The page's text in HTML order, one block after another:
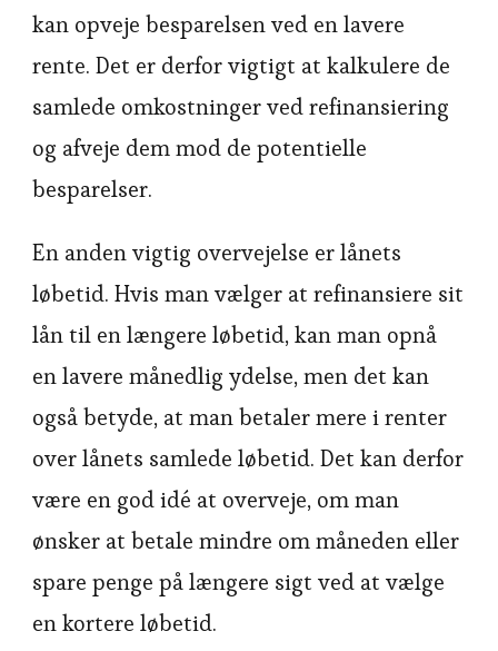
kan opveje besparelsen ved en lavere
rente. Det er derfor vigtigt at kalkulere de
samlede omkostninger ved refinansiering
og afveje dem mod de potentielle
besparelser.
En anden vigtig overvejelse er lånets
løbetid. Hvis man vælger at refinansiere sit
lån til en længere løbetid, kan man opnå
en lavere månedlig ydelse, men det kan
også betyde, at man betaler mere i renter
over lånets samlede løbetid. Det kan derfor
være en god idé at overveje, om man
ønsker at betale mindre om måneden eller
spare penge på længere sigt ved at vælge
en kortere løbetid.